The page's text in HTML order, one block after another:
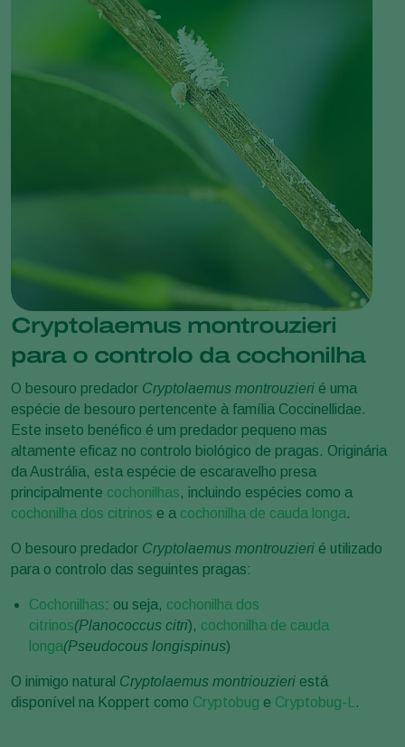
Cryptolaemus montrouzieri
para o controlo da cochonilha
O besouro predador Cryptolaemus montrouzieri é uma
espécie de besouro pertencente à família Coccinellidae.
Este inseto benéfico é um predador pequeno mas
altamente eficaz no controlo biológico de pragas. Originária
da Austrália, esta espécie de escaravelho presa
principalmente cochonilhas, incluindo espécies como a
cochonilha dos citrinos e a cochonilha de cauda longa.
O besouro predador Cryptolaemus montrouzieri é utilizado
para o controlo das seguintes pragas:
Cochonilhas: ou seja, cochonilha dos
citrinos(Planococcus citri), cochonilha de cauda
longa(Pseudocous longispinus)
O inimigo natural Cryptolaemus montriouzieri está
disponível na Koppert como Cryptobug e Cryptobug-L .